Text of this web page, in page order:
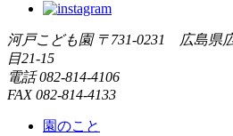
河戸こども園〒731-0231 広島県
目21-15
電話082-814-4106
FAX082-814-4133
園のこと